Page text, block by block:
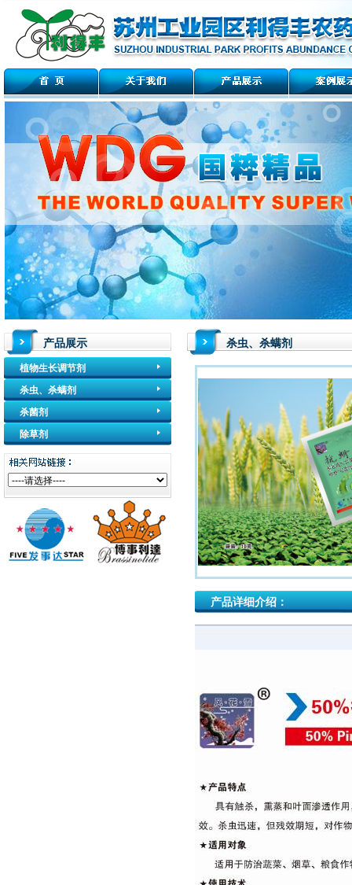
产品展示
植物生长调节剂
杀虫、杀螨剂
杀菌剂
除草剂
杀虫、杀螨剂
产品详细介绍：